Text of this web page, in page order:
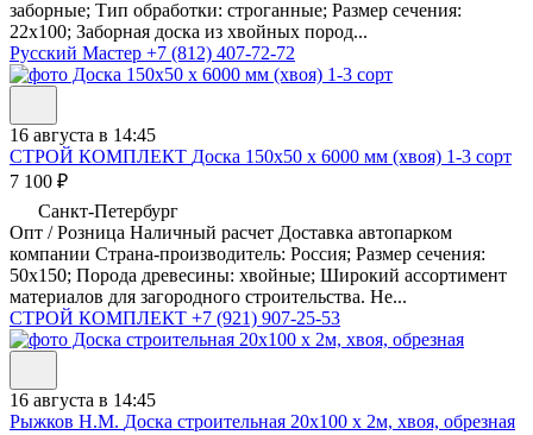
заборные; Тип обработки: строганные; Размер сечения:
22х100; Заборная доска из хвойных пород...
Русский Мастер +7 (812) 407-72-72
16 августа в 14:45
СТРОЙ КОМПЛЕКТ Доска 150х50 х 6000 мм (хвоя) 1-3 сорт
7 100 ₽
Санкт-Петербург
Опт / Розница Наличный расчет Доставка автопарком
компании Страна-производитель: Россия; Размер сечения:
50х150; Порода древесины: хвойные; Широкий ассортимент
материалов для загородного строительства. Не...
СТРОЙ КОМПЛЕКТ +7 (921) 907-25-53
16 августа в 14:45
Рыжков Н.М. Доска строительная 20х100 х 2м, хвоя, обрезная